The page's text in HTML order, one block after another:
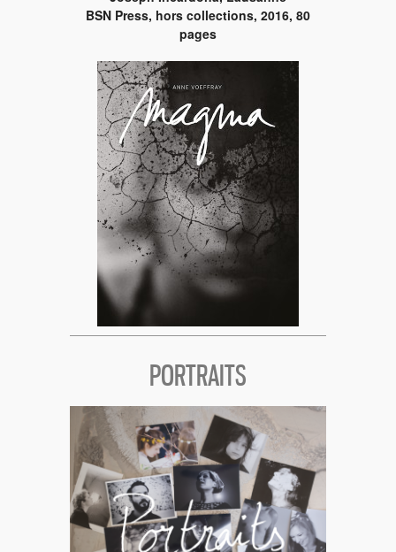
BSN Press, hors collections, 2016, 80
pages
PORTRAITS